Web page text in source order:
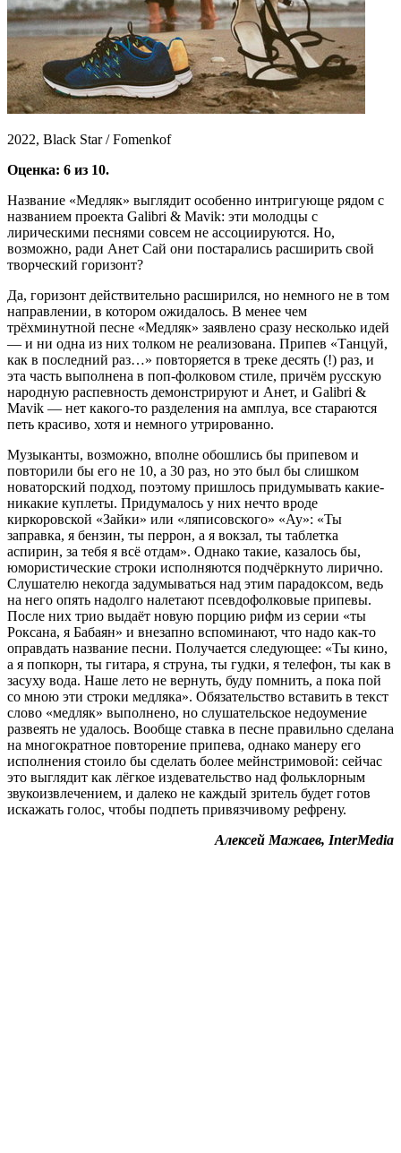
2022, Black Star / Fomenkof
Оценка: 6 из 10.
Название «Медляк» выглядит особенно интригующе рядом с
названием проекта Galibri & Mavik: эти молодцы с
лирическими песнями совсем не ассоциируются. Но,
возможно, ради Анет Сай они постарались расширить свой
творческий горизонт?
Да, горизонт действительно расширился, но немного не в том
направлении, в котором ожидалось. В менее чем
трёхминутной песне «Медляк» заявлено сразу несколько идей
— и ни одна из них толком не реализована. Припев «Танцуй,
как в последний раз…» повторяется в треке десять (!) раз, и
эта часть выполнена в поп-фолковом стиле, причём русскую
народную распевность демонстрируют и Анет, и Galibri &
Mavik — нет какого-то разделения на амплуа, все стараются
петь красиво, хотя и немного утрированно.
Музыканты, возможно, вполне обошлись бы припевом и
повторили бы его не 10, а 30 раз, но это был бы слишком
новаторский подход, поэтому пришлось придумывать какие-
никакие куплеты. Придумалось у них нечто вроде
киркоровской «Зайки» или «ляписовского» «Ау»: «Ты
заправка, я бензин, ты перрон, а я вокзал, ты таблетка
аспирин, за тебя я всё отдам». Однако такие, казалось бы,
юмористические строки исполняются подчёркнуто лирично.
Слушателю некогда задумываться над этим парадоксом, ведь
на него опять надолго налетают псевдофолковые припевы.
После них трио выдаёт новую порцию рифм из серии «ты
Роксана, я Бабаян» и внезапно вспоминают, что надо как-то
оправдать название песни. Получается следующее: «Ты кино,
а я попкорн, ты гитара, я струна, ты гудки, я телефон, ты как в
засуху вода. Наше лето не вернуть, буду помнить, а пока пой
со мною эти строки медляка». Обязательство вставить в текст
слово «медляк» выполнено, но слушательское недоумение
развеять не удалось. Вообще ставка в песне правильно сделана
на многократное повторение припева, однако манеру его
исполнения стоило бы сделать более мейнстримовой: сейчас
это выглядит как лёгкое издевательство над фольклорным
звукоизвлечением, и далеко не каждый зритель будет готов
искажать голос, чтобы подпеть привязчивому рефрену.
Алексей Мажаев, InterMedia